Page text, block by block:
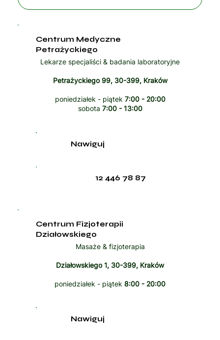
Centrum Medyczne
Petrażyckiego
Lekarze specjaliści & badania laboratoryjne
Petrażyckiego 99, 30-399, Kraków
poniedziałek - piątek 7:00 - 20:00
sobota 7:00 - 13:00
12 446 78 87
Nawiguj
Centrum Fizjoterapii
Działowskiego
Masaże & fizjoterapia
Działowskiego 1, 30-399, Kraków
poniedziałek - piątek 8:00 - 20:00
Nawiguj